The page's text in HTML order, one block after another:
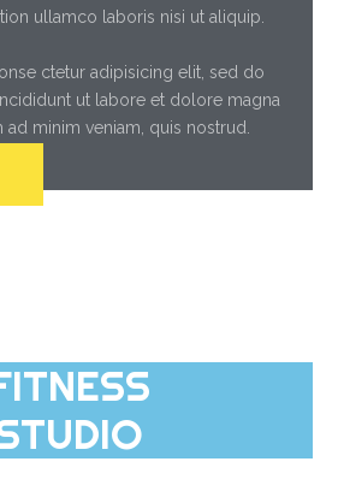
ullamco laboris nisi ut aliquip.
ctetur adipisicing elit, sed do
ut labore et dolore magna
ad minim veniam, quis nostrud.